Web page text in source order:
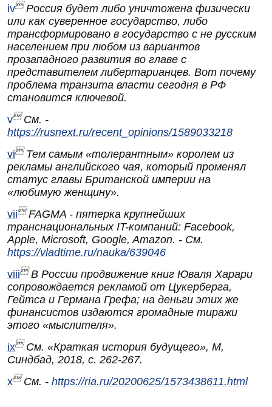
ivРоссия будет либо уничтожена физически
или как суверенное государство, либо
трансформировано в государство с не русским
населением при любом из вариантов
прозападного развития во главе с
представителем либертарианцев. Вот почему
проблема транзита власти сегодня в РФ
становится ключевой.
vСм. -
https://rusnext.ru/recent_opinions/1589033218
viТем самым «толерантным» королем из
рекламы английского чая, который променял
статус главы Британской империи на
«любимую женщину».
vii FAGMA - пятерка крупнейших
транснациональных IT-компаний: Facebook,
Apple, Microsoft, Google, Amazon. - См.
https://vladtime.ru/nauka/639046
viiiВ России продвижение книг Юваля Харари
сопровождается рекламой от Цукерберга,
Гейтса и Германа Грефа; на деньги этих же
финансистов издаются громадные тиражи
этого «мыслителя».
ixСм. «Краткая история будущего», М,
Синдбад, 2018, с. 262-267.
xСм. - https://ria.ru/20200625/1573438611.html